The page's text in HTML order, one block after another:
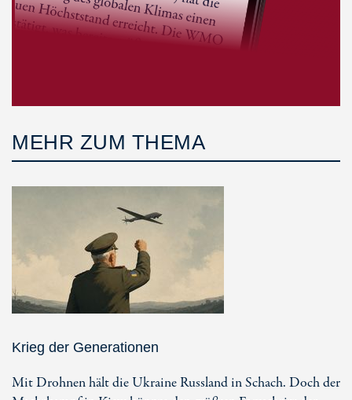
MEHR ZUM THEMA
Krieg der Generationen
Mit Drohnen hält die Ukraine Russland in Schach. Doch der